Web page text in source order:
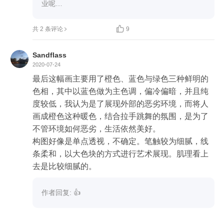
优美的状态，身体线条优美，舞姿洒脱优美。尽量
减少除舞者之外的背景干扰。只有蓝天和草地用两
块颜色去表示。去除白云去除天空中的鸟，去除草
地上的花。做到极致去除舞者上的着装。让人感受
到了舞者舞蹈的魅力。自由欢畅优美。
老师这个是现代的抽象主义还是后印象派呀
业呢…
共 2 条评论  9
Sandflass
2020-07-24
最后这幅画主要用了橙色、蓝色与绿色三种鲜明的
色相，其中以蓝色做为主色调，偏冷偏暗，并且纯
度较低，我认为是了展现外部的恶劣环境，而将人
画成橙色这种暖色，结合拉手跳舞的氛围，是为了
不管环境如何恶劣，生活依然美好。
构图好像是单点透视，不确定。笔触较为细腻，线
条柔和，以大色块的方式进行艺术展现。肌理看上
去是比较细腻的。
作者回复: 👍